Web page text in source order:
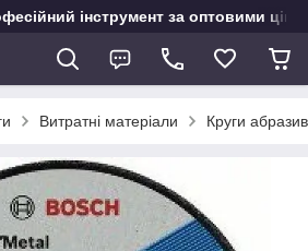
інструмент за оптовими
Витратні матеріали Круги